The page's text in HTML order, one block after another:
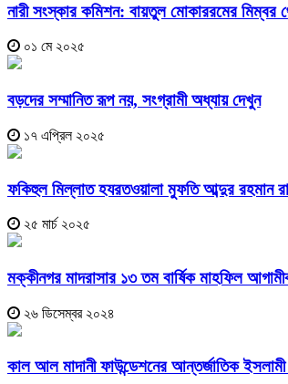
নারী সংস্কার কমিশন: বায়তুল মোকাররমের মিম্বর
০১ মে ২০২৫
বড়দের সম্মানিত রূপ নয়, সংগ্রামী অধ্যায় দেখুন
১৭ এপ্রিল ২০২৫
ফকিহুল মিল্লাত হযরতওয়ালা মুফতি আব্দুর রহমান
২৫ মার্চ ২০২৫
মক্কীনগর মাদরাসার ১৩ তম বার্ষিক মাহফিল
২৬ ডিসেম্বর ২০২৪
কাল আল মাদানী ফাউন্ডেশনের আন্তর্জাতিক